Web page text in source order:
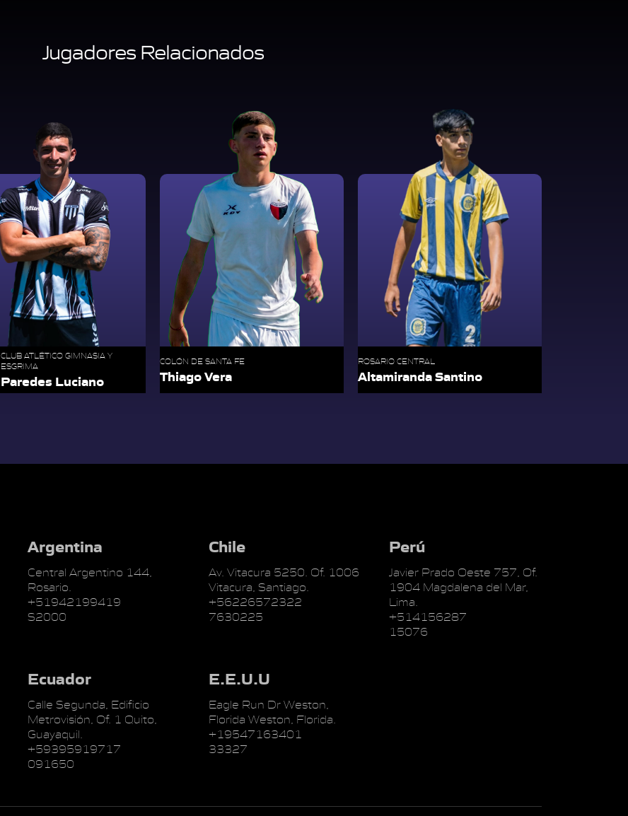
Jugadores Relacionados
CLUB ATLÉTICO GIMNASIA Y
ESGRIMA
Paredes Luciano
COLÓN DE SANTA FE
Thiago Vera
ROSARIO CENTRAL
Altamiranda Santino
Argentina
Central Argentino 144,
Rosario.
+51942199419
S2000
Chile
Av. Vitacura 5250. Of. 1006
Vitacura, Santiago.
+56226572322
7630225
Perú
Javier Prado Oeste 757, Of.
1904 Magdalena del Mar,
Lima.
+514156287
15076
Ecuador
Calle Segunda, Edificio
Metrovisión, Of. 1 Quito,
Guayaquil.
+59395919717
091650
E.E.U.U
Eagle Run Dr Weston,
Florida Weston, Florida.
+19547163401
33327